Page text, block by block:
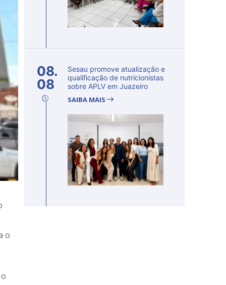
o
08.
08
Sesau promove atualização e
qualificação de nutricionistas
sobre APLV em Juazeiro
SAIBA MAIS